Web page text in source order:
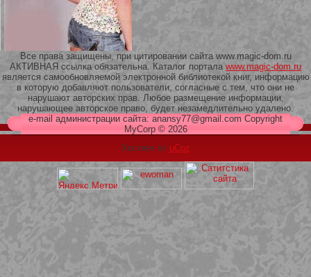
209 Белая кофта из ленточного
кружева
Все права защищены, при цитировании сайта www.magic-dom.ru
АКТИВНАЯ ссылка обязательна. Каталог портала www.magic-dom.ru
является самообновляемой электронной библиотекой книг, информацию
в которую добавляют пользователи, согласные с тем, что они не
нарушают авторских прав. Любое размещение информации,
нарушающее авторское право, будет незамедлительно удалено.
e-mail администрации сайта: anansy77@gmail.com Copyright
MyCorp © 2026
Хостинг от uCoz